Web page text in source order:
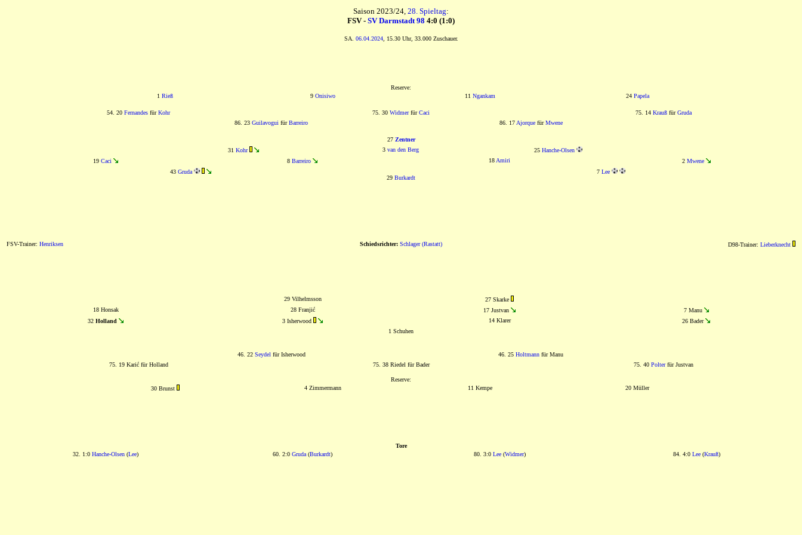
Saison 2023/24, 28. Spieltag:
FSV - SV Darmstadt 98 4:0 (1:0)
SA. 06.04.2024, 15.30 Uhr, 33.000 Zuschauer.
Reserve:
1 Rieß 9 Onisiwo 11 Ngankam 24 Papela
54. 20 Fernandes fürKohr 75. 30 WidmerfürCaci 75. 14 Krauß fürGruda
86. 23 Guilavogui fürBarreiro 86. 17 AjorquefürMwene
27 Zentner
31 Kohr 3 van den Berg 25 Hanche-Olsen
19 Caci 8 Barreiro 18 Amiri 2 Mwene
43 Gruda
29 Burkardt
7 Lee
FSV-Trainer: Henriksen Schiedsrichter: Schlager (Rastatt) D98-Trainer: Lieberknecht
29 Vilhelmsson
27 Skarke
18 Honsak
28 Franjić 17 Justvan
7 Manu
32 Holland 3 Isherwood 14 Klarer
26 Bader
1 Schuhen
46. 22 Seydel für Isherwood 46. 25 Holtmann für Manu
75. 19 Karić für Holland
75. 38 Riedel für Bader 75. 40 Polterfür Justvan
Reserve:
30 Brunst
4 Zimmermann 11 Kempe 20 Müller
Tore
32. 1:0 Hanche-Olsen (Lee) 60. 2:0 Gruda (Burkardt) 80. 3:0 Lee(Widmer) 84. 4:0 Lee(Krauß)